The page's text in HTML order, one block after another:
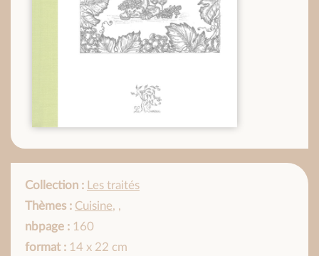
Collection : Les traités
Thèmes : Cuisine, ,
nbpage : 160
format : 14 x 22 cm